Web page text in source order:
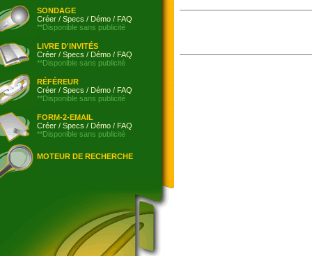
SONDAGE
Créer / Specs / Démo / FAQ
**Disponible sans publicité
LIVRE D'INVITÉS
Créer / Specs / Démo / FAQ
**Disponible sans publicité
RÉFÉREUR
Créer / Specs / Démo / FAQ
**Disponible sans publicité
FORM-2-EMAIL
Créer / Specs / Démo / FAQ
**Disponible sans publicité
MOTEUR DE RECHERCHE